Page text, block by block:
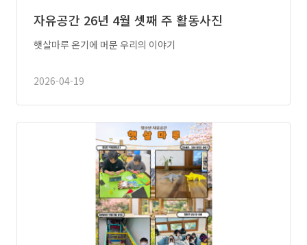
자유공간 26년 4월 셋째 주 활동사진
햇살마루 온기에 머문 우리의 이야기
2026-04-19